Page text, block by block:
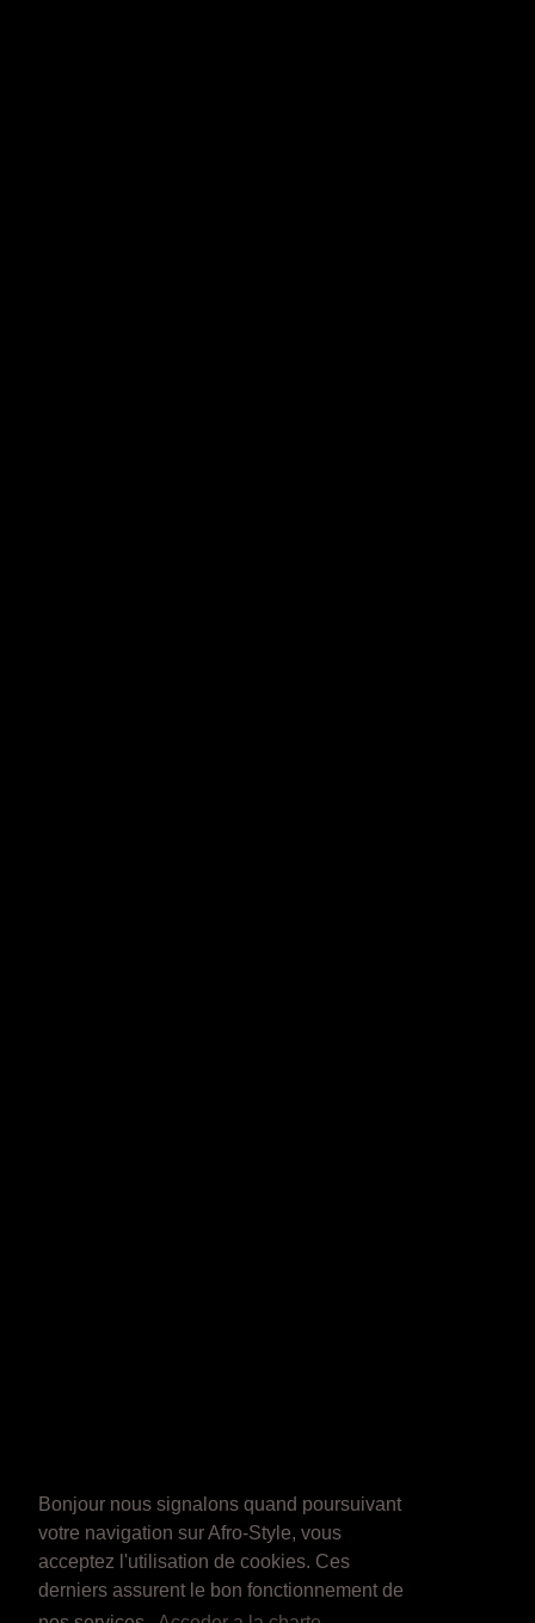
Bonjour nous signalons quand poursuivant
votre navigation sur Afro-Style, vous
acceptez l'utilisation de cookies. Ces
derniers assurent le bon fonctionnement de